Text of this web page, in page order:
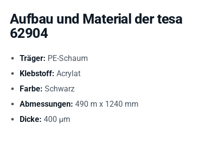
Aufbau und Material der tesa
62904
Träger: PE-Schaum
Klebstoff: Acrylat
Farbe: Schwarz
Abmessungen: 490 m x 1240 mm
Dicke: 400 µm